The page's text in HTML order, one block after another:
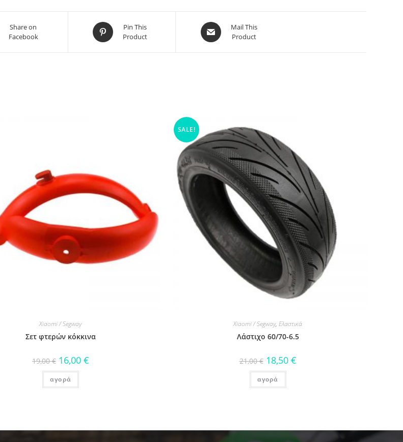
Share on
Facebook
Pin This
Product
Mail This
Product
Xiaomi / Segway
Σετ φτερών κόκκινα
19,00€ 16,00 €
αγορά
SALE!
Xiaomi / Segway,Ελαστικά
Λάστιχο 60/70-6.5
21,00€ 18,50 €
αγορά